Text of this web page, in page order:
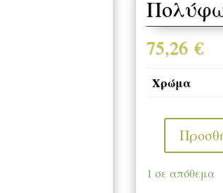
75,26 €
Χρώμα
Πολύφωτο
Μεταλλικό
1 σε απόθεμα